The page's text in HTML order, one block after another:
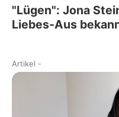
"Lügen": Jona
Liebes-Aus
Artikel -